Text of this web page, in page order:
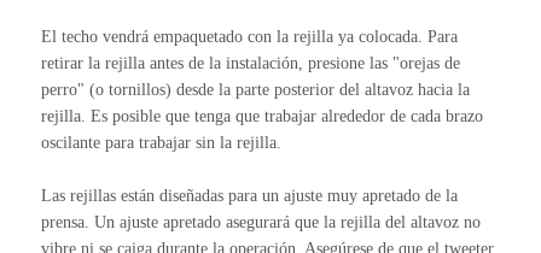
El techo vendrá empaquetado con la rejilla ya colocada. Para
retirar la rejilla antes de la instalación, presione las "orejas de
perro" (o tornillos) desde la parte posterior del altavoz hacia la
rejilla. Es posible que tenga que trabajar alrededor de cada brazo
oscilante para trabajar sin la rejilla.
Las rejillas están diseñadas para un ajuste muy apretado de la
prensa. Un ajuste apretado asegurará que la rejilla del altavoz no
vibre ni se caiga durante la operación. Asegúrese de que el tweeter